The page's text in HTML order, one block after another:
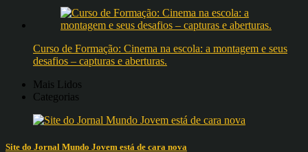
Curso de Formação: Cinema na escola: a montagem e seus
desafios – capturas e aberturas.
Mais Lidos
Categorias
Site do Jornal Mundo Jovem está de cara nova